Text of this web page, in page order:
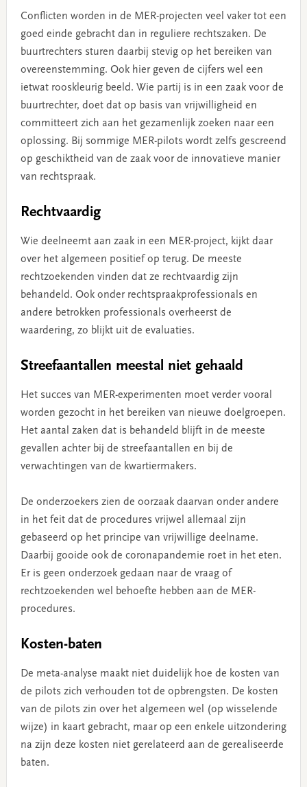
Conflicten worden in de MER-projecten veel vaker tot een
goed einde gebracht dan in reguliere rechtszaken. De
buurtrechters sturen daarbij stevig op het bereiken van
overeenstemming. Ook hier geven de cijfers wel een
ietwat rooskleurig beeld. Wie partij is in een zaak voor de
buurtrechter, doet dat op basis van vrijwilligheid en
committeert zich aan het gezamenlijk zoeken naar een
oplossing. Bij sommige MER-pilots wordt zelfs gescreend
op geschiktheid van de zaak voor de innovatieve manier
van rechtspraak.
Rechtvaardig
Wie deelneemt aan zaak in een MER-project, kijkt daar
over het algemeen positief op terug. De meeste
rechtzoekenden vinden dat ze rechtvaardig zijn
behandeld. Ook onder rechtspraakprofessionals en
andere betrokken professionals overheerst de
waardering, zo blijkt uit de evaluaties.
Streefaantallen meestal niet gehaald
Het succes van MER-experimenten moet verder vooral
worden gezocht in het bereiken van nieuwe doelgroepen.
Het aantal zaken dat is behandeld blijft in de meeste
gevallen achter bij de streefaantallen en bij de
verwachtingen van de kwartiermakers.
De onderzoekers zien de oorzaak daarvan onder andere
in het feit dat de procedures vrijwel allemaal zijn
gebaseerd op het principe van vrijwillige deelname.
Daarbij gooide ook de coronapandemie roet in het eten.
Er is geen onderzoek gedaan naar de vraag of
rechtzoekenden wel behoefte hebben aan de MER-
procedures.
Kosten-baten
De meta-analyse maakt niet duidelijk hoe de kosten van
de pilots zich verhouden tot de opbrengsten. De kosten
van de pilots zin over het algemeen wel (op wisselende
wijze) in kaart gebracht, maar op een enkele uitzondering
na zijn deze kosten niet gerelateerd aan de gerealiseerde
baten.